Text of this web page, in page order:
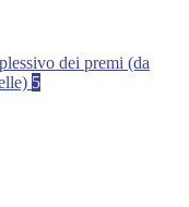
dei premi (da
5